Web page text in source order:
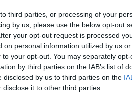
third parties, or processing of your
by us, please use the below opt-out
your opt-out request is processed
on personal information utilized by us
your opt-out. You may separately
by third parties on the IAB’s list of
disclosed by us to third parties on the
disclose it to other third parties.
essere
green pass: la
della deputata
il caos in tv